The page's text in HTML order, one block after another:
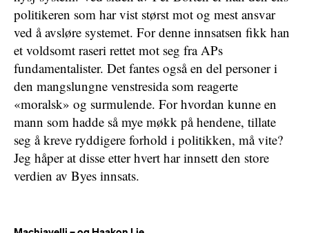
politikeren som har vist størst mot og mest ansvar
ved å avsløre systemet. For denne innsatsen fikk han
et voldsomt raseri rettet mot seg fra APs
fundamentalister. Det fantes også en del personer i
den mangslungne venstresida som reagerte
«moralsk» og surmulende. For hvordan kunne en
mann som hadde så mye møkk på hendene, tillate
seg å kreve ryddigere forhold i politikken, må vite?
Jeg håper at disse etter hvert har innsett den store
verdien av Byes innsats.